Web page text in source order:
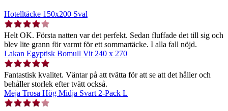
Hotelltäcke 150x200 Sval
Helt OK. Första natten var det perfekt. Sedan fluffade det till sig och
blev lite grann för varmt för ett sommartäcke. I alla fall nöjd.
Lakan Egyptisk Bomull Vit 240 x 270
Fantastisk kvalitet. Väntar på att tvätta för att se att det håller och
behåller storlek efter tvätt också.
Meja Trosa Hög Midja Svart 2-Pack L